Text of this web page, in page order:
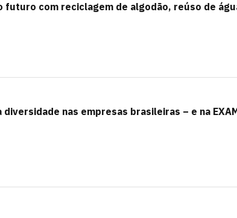
com reciclagem de algodão, reúso de
nas empresas brasileiras – e na